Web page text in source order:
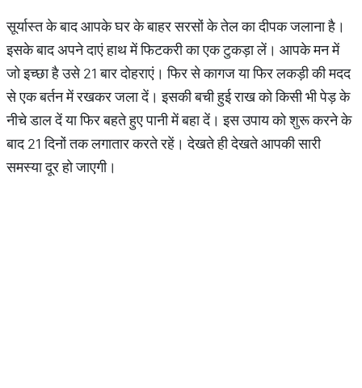
सूर्यास्त के बाद आपके घर के बाहर सरसों के तेल का दीपक जलाना है।
इसके बाद अपने दाएं हाथ में फिटकरी का एक टुकड़ा लें। आपके मन में
जो इच्छा है उसे 21 बार दोहराएं। फिर से कागज या फिर लकड़ी की मदद
से एक बर्तन में रखकर जला दें। इसकी बची हुई राख को किसी भी पेड़ के
नीचे डाल दें या फिर बहते हुए पानी में बहा दें। इस उपाय को शुरू करने के
बाद 21 दिनों तक लगातार करते रहें। देखते ही देखते आपकी सारी
समस्या दूर हो जाएगी।